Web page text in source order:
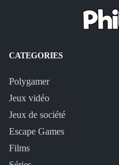
CATEGORIES
Polygamer
Jeux vidéo
Jeux de société
Escape Games
Films